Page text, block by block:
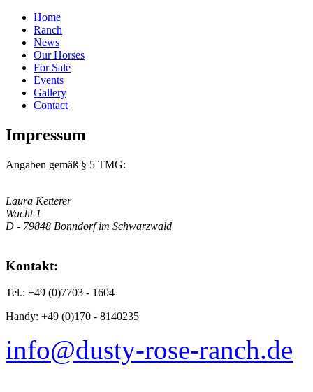
Home
Ranch
News
Our Horses
For Sale
Events
Gallery
Contact
Impressum
Angaben gemäß § 5 TMG:
Laura Ketterer
Wacht 1
D - 79848 Bonndorf im Schwarzwald
Kontakt:
Tel.: +49 (0)7703 - 1604
Handy: +49 (0)170 - 8140235
info@dusty-rose-ranch.de